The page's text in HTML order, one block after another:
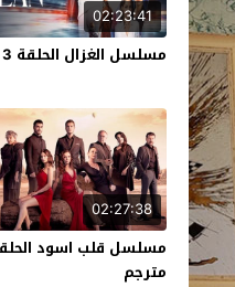
02:23:41
مسلسل الغزال الحلقة 3 مترجم
02:27:38
مترجم